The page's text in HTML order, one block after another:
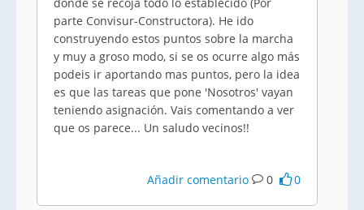
parte Convisur-Constructora). He ido
construyendo estos puntos sobre la marcha
y muy a groso modo, si se os ocurre algo más
podeis ir aportando mas puntos, pero la idea
es que las tareas que pone 'Nosotros' vayan
teniendo asignación. Vais comentando a ver
que os parece... Un saludo vecinos!!
Añadir comentario 0 0